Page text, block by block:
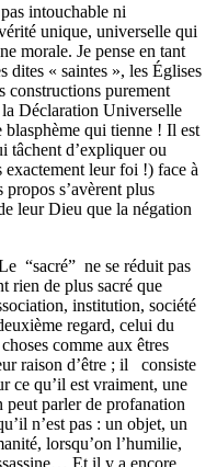
intouchable ni
unique, universelle qui
morale. Je pense en tant
dites « saintes », les Églises
constructions purement
Déclaration Universelle
blasphème qui tienne ! Il est
tâchent d’expliquer ou
exactement leur foi !) face à
s’avèrent plus
leur Dieu que la négation
“sacré” ne se réduit pas
rien de plus sacré que
institution, société
regard, celui du
comme aux êtres
raison d’être ; il consiste
ce qu’il est vraiment, une
peut parler de profanation
n’est pas : un objet, un
lorsqu’on l’humilie,
Et il y a encore